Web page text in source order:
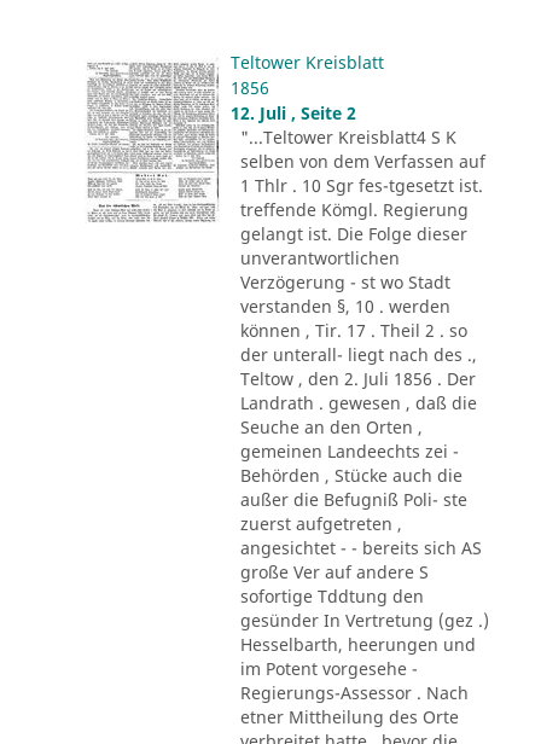
Teltower Kreisblatt
1856
12. Juli , Seite 2
"...Teltower Kreisblatt4 S K
selben von dem Verfassen auf
1 Thlr . 10 Sgr fes-tgesetzt ist.
treffende Kömgl. Regierung
gelangt ist. Die Folge dieser
unverantwortlichen
Verzögerung - st wo Stadt
verstanden §, 10 . werden
können , Tir. 17 . Theil 2 . so
der unterall- liegt nach des .,
Teltow , den 2. Juli 1856 . Der
Landrath . gewesen , daß die
Seuche an den Orten ,
gemeinen Landeechts zei -
Behörden , Stücke auch die
außer die Befugniß Poli- ste
zuerst aufgetreten ,
angesichtet - - bereits sich AS
große Ver auf andere S
sofortige Tddtung den
gesünder In Vertretung (gez .)
Hesselbarth, heerungen und
im Potent vorgesehe -
Regierungs-Assessor . Nach
etner Mittheilung des Orte